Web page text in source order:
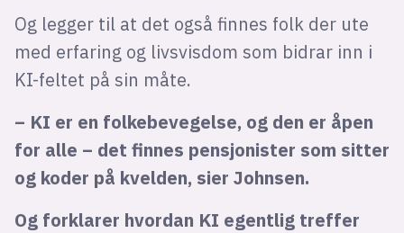
Og legger til at det også finnes folk der ute
med erfaring og livsvisdom som bidrar inn i
KI-feltet på sin måte.
– KI er en folkebevegelse, og den er åpen
for alle – det finnes pensjonister som sitter
og koder på kvelden, sier Johnsen.
Og forklarer hvordan KI egentlig treffer